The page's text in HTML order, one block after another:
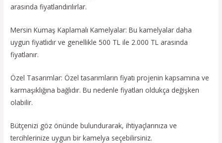
arasında fiyatlandırılırlar.
Mersin Kumaş Kaplamalı Kamelyalar: Bu kamelyalar daha
uygun fiyatlıdır ve genellikle 500 TL ile 2.000 TL arasında
fiyatlanır.
Özel Tasarımlar: Özel tasarımların fiyatı projenin kapsamına ve
karmaşıklığına bağlıdır. Bu nedenle fiyatları oldukça değişken
olabilir.
Bütçenizi göz önünde bulundurarak, ihtiyaçlarınıza ve
tercihlerinize uygun bir kamelya seçebilirsiniz.